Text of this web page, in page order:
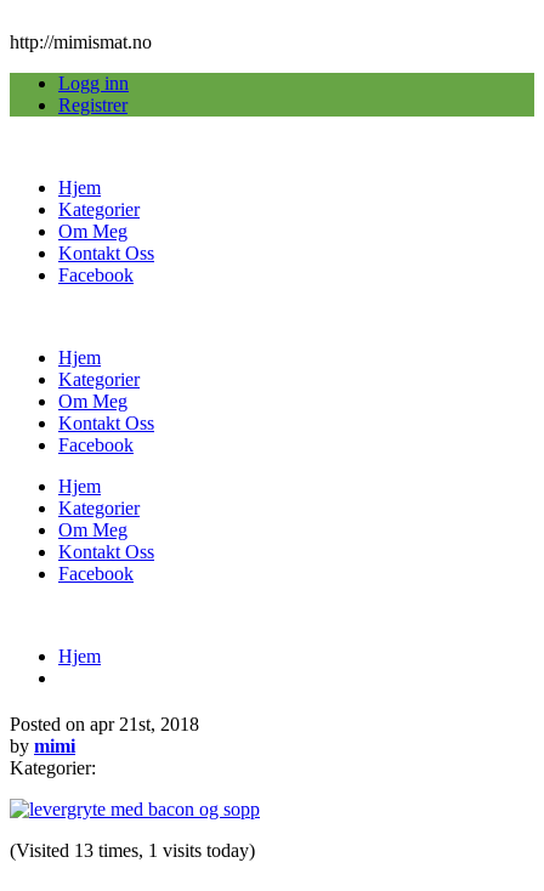
http://mimismat.no
Logg inn
Registrer
Hjem
Kategorier
Om Meg
Kontakt Oss
Facebook
Hjem
Kategorier
Om Meg
Kontakt Oss
Facebook
Hjem
Kategorier
Om Meg
Kontakt Oss
Facebook
Hjem
Posted on apr 21st, 2018
by mimi
Kategorier:
(Visited 13 times, 1 visits today)